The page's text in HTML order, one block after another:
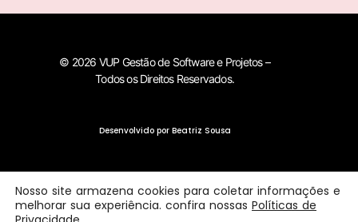
© 2026 VUP Gestão de Software e Projetos –
Todos os Direitos Reservados.
Desenvolvido por Beatriz Sousa
Nosso site armazena cookies para coletar informações e
melhorar sua experiência. confira nossas Políticas de